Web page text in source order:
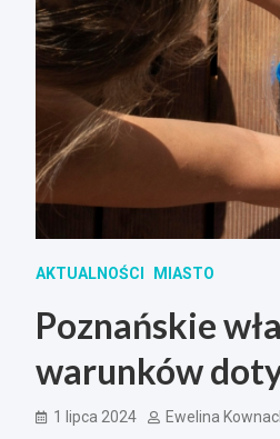
AKTUALNOŚCI MIASTO
Poznańskie
warunków
1 lipca 2024 Ewelina